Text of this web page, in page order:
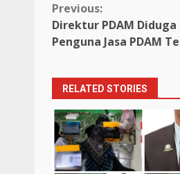
Continue
Reading
Previous:
Direktur PDAM
Penguna Jasa PDAM
RELATED STORIES